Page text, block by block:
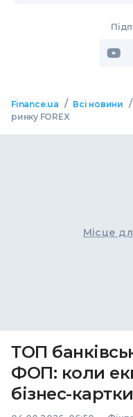
Finance.ua / Всі новини /
ринку FOREX
Місце
ТОП
ФОП: коли
бізнес-